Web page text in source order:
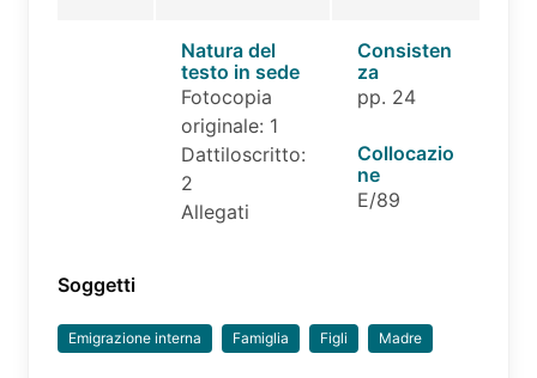
Natura del
testo in sede
Fotocopia
originale: 1
Dattiloscritto:
2
Allegati
Consisten
za
pp. 24
Collocazio
ne
E/89
Soggetti
Emigrazione interna Famiglia Figli Madre